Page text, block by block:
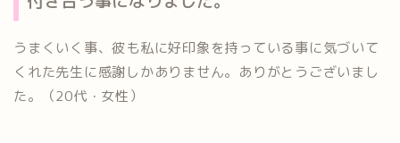
うまくいく事、彼も私に好印象を持っている事に気づいて
くれた先生に感謝しかありません。ありがとうございまし
た。（20代・女性）